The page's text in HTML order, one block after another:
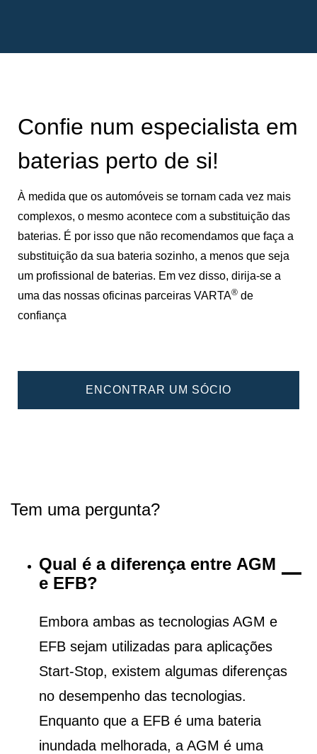
Confie num especialista em
baterias perto de si!
À medida que os automóveis se tornam cada vez mais
complexos, o mesmo acontece com a substituição das
baterias. É por isso que não recomendamos que faça a
substituição da sua bateria sozinho, a menos que seja
um profissional de baterias. Em vez disso, dirija-se a
uma das nossas oficinas parceiras VARTA® de
confiança
ENCONTRAR UM SÓCIO
Tem uma pergunta?
Qual é a diferença entre AGM
e EFB?
Embora ambas as tecnologias AGM e
EFB sejam utilizadas para aplicações
Start-Stop, existem algumas diferenças
no desempenho das tecnologias.
Enquanto que a EFB é uma bateria
inundada melhorada, a AGM é uma